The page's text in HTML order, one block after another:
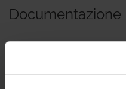
Documentazione